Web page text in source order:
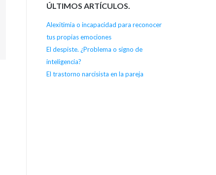
ÚLTIMOS ARTÍCULOS.
Alexitimia o incapacidad para reconocer
tus propias emociones
El despiste. ¿Problema o signo de
inteligencia?
El trastorno narcisista en la pareja